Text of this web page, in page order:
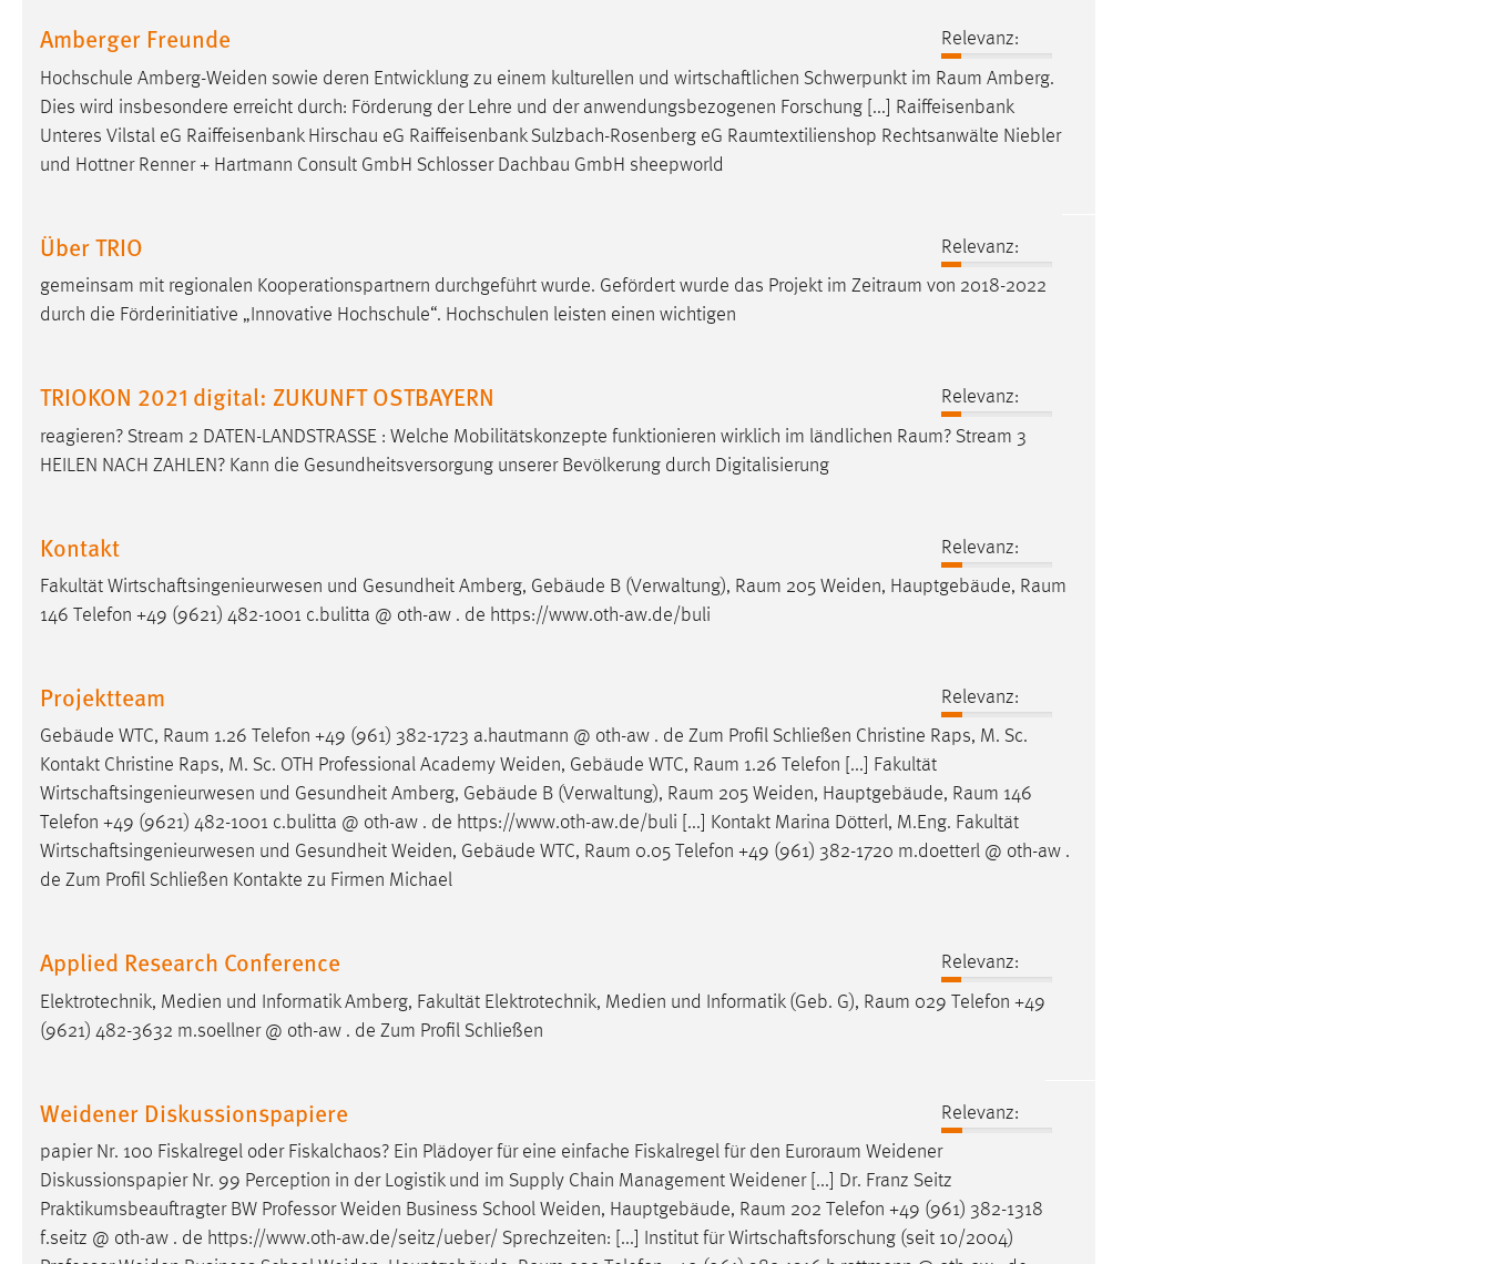
Amberger Freunde
Relevanz:
Hochschule Amberg-Weiden sowie deren Entwicklung zu einem kulturellen und wirtschaftlichen Schwerpunkt im Raum Amberg.
Dies wird insbesondere erreicht durch: Förderung der Lehre und der anwendungsbezogenen Forschung [...] Raiffeisenbank
Unteres Vilstal eG Raiffeisenbank Hirschau eG Raiffeisenbank Sulzbach-Rosenberg eG Raumtextilienshop Rechtsanwälte Niebler
und Hottner Renner + Hartmann Consult GmbH Schlosser Dachbau GmbH sheepworld
Über TRIO
Relevanz:
gemeinsam mit regionalen Kooperationspartnern durchgeführt wurde. Gefördert wurde das Projekt im Zeitraum von 2018-2022
durch die Förderinitiative „Innovative Hochschule“. Hochschulen leisten einen wichtigen
TRIOKON 2021 digital: ZUKUNFT OSTBAYERN
Relevanz:
reagieren? Stream 2 DATEN-LANDSTRASSE : Welche Mobilitätskonzepte funktionieren wirklich im ländlichen Raum? Stream 3
HEILEN NACH ZAHLEN? Kann die Gesundheitsversorgung unserer Bevölkerung durch Digitalisierung
Kontakt
Relevanz:
Fakultät Wirtschaftsingenieurwesen und Gesundheit Amberg, Gebäude B (Verwaltung), Raum 205 Weiden, Hauptgebäude, Raum
146 Telefon +49 (9621) 482-1001 c.bulitta @ oth-aw . de https://www.oth-aw.de/buli
Projektteam
Relevanz:
Gebäude WTC, Raum 1.26 Telefon +49 (961) 382-1723 a.hautmann @ oth-aw . de Zum Profil Schließen Christine Raps, M. Sc.
Kontakt Christine Raps, M. Sc. OTH Professional Academy Weiden, Gebäude WTC, Raum 1.26 Telefon [...] Fakultät
Wirtschaftsingenieurwesen und Gesundheit Amberg, Gebäude B (Verwaltung), Raum 205 Weiden, Hauptgebäude, Raum 146
Telefon +49 (9621) 482-1001 c.bulitta @ oth-aw . de https://www.oth-aw.de/buli [...] Kontakt Marina Dötterl, M.Eng. Fakultät
Wirtschaftsingenieurwesen und Gesundheit Weiden, Gebäude WTC, Raum 0.05 Telefon +49 (961) 382-1720 m.doetterl @ oth-aw .
de Zum Profil Schließen Kontakte zu Firmen Michael
Applied Research Conference
Relevanz:
Elektrotechnik, Medien und Informatik Amberg, Fakultät Elektrotechnik, Medien und Informatik (Geb. G), Raum 029 Telefon +49
(9621) 482-3632 m.soellner @ oth-aw . de Zum Profil Schließen
Weidener Diskussionspapiere
Relevanz:
papier Nr. 100 Fiskalregel oder Fiskalchaos? Ein Plädoyer für eine einfache Fiskalregel für den Euroraum Weidener
Diskussionspapier Nr. 99 Perception in der Logistik und im Supply Chain Management Weidener [...] Dr. Franz Seitz
Praktikumsbeauftragter BW Professor Weiden Business School Weiden, Hauptgebäude, Raum 202 Telefon +49 (961) 382-1318
f.seitz @ oth-aw . de https://www.oth-aw.de/seitz/ueber/ Sprechzeiten: [...] Institut für Wirtschaftsforschung (seit 10/2004)
Anbieter: Facebook
Zweck: Conversion-Tracking
Cookie Laufzeit: 3 Monate
Um Inhalte von Videoplattformen und Social Media
externen Medien Cookies gesetzt.